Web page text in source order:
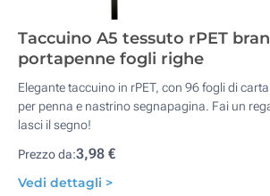
Taccuino A5 tessuto rPET
portapenne fogli righe
Elegante taccuino in rPET, con 96 fogli di
per penna e nastrino segnapagina. Fai un
lasci il segno!
Prezzo da:3,98 €
Vedi dettagli >